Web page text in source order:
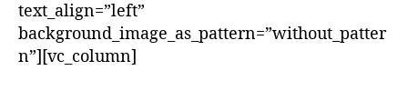
text_align=”left”
background_image_as_pattern=”without_patter
n”][vc_column]